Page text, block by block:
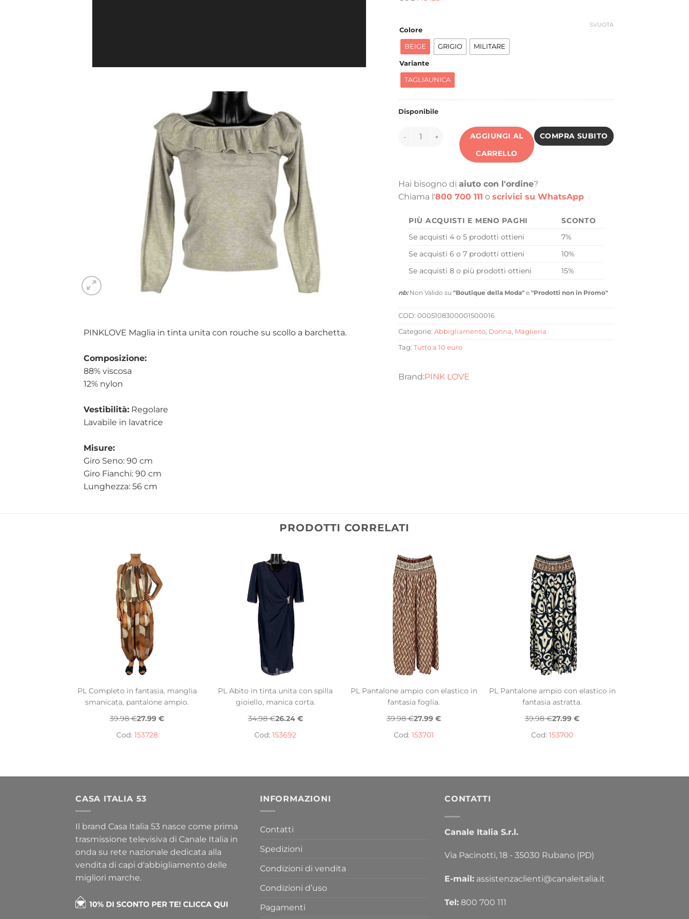
PINKLOVE Maglia in tinta unita con rouche su scollo a barchetta.
Composizione:
88% viscosa
12% nylon
Vestibilità: Regolare
Lavabile in lavatrice
Misure:
Giro Seno: 90 cm
Giro Fianchi: 90 cm
Lunghezza: 56 cm
Colore
BEIGE GRIGIO MILITARE
Variante
TAGLIAUNICA
SVUOTA
Disponibile
151251 quantità
AGGIUNGI AL
CARRELLO
COMPRA SUBITO
Hai bisogno di aiuto con l'ordine?
Chiama l'800 700 111 o scrivici su WhatsApp
PIÙ ACQUISTI E MENO PAGHI
SCONTO
Se acquisti 4 o 5 prodotti ottieni
7%
Se acquisti 6 o 7 prodotti ottieni
10%
Se acquisti 8 o più prodotti ottieni
15%
nb:Non Valido su "Boutique della Moda" e "Prodotti non in Promo"
COD: 0005108300001500016
Categorie: Abbigliamento, Donna, Maglieria
Tag: Tutto a 10 euro
PINK LOVE
PRODOTTI CORRELATI
PL Completo in fantasia, manglia
smanicata, pantalone ampio.
39.98 €27.99 €
Cod: 153728
PL Abito in tinta unita con spilla
gioiello, manica corta.
34.98 €26.24 €
Cod: 153692
PL Pantalone ampio con elastico in
fantasia foglia.
39.98 €27.99 €
Cod: 153701
PL Pantalone ampio con elastico in
fantasia astratta.
39.98 €27.99 €
Cod: 153700
CASA ITALIA 53
Il brand Casa Italia 53 nasce come prima
trasmissione televisiva di Canale Italia in
onda su rete nazionale dedicata alla
vendita di capi d'abbigliamento delle
migliori marche.
INFORMAZIONI
Contatti
Spedizioni
Condizioni di vendita
Condizioni d’uso
Pagamenti
CONTATTI
Canale Italia S.r.l.
Via Pacinotti, 18 - 35030 Rubano (PD)
E-mail: assistenzaclienti@canaleitalia.it
Tel: 800 700 111